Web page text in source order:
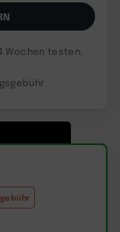
Wochen testen.